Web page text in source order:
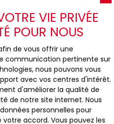
sur le site
ou par courrier
Bloctel, CS 61311, 41013
le traitement de vos
veuillez consulter notre
.
VIE PRIVÉE
POUR NOUS
de vous offrir une
communication pertinente sur
nous pouvons vous
avec vos centres d'intérêt.
d'améliorer la qualité de
de notre site internet. Nous
personnelles pour
accord. Vous pouvez les